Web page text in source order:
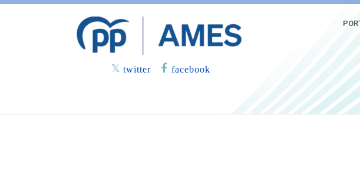
twitter facebook
O PP advirte sobre o Milladoiro do futuro:
aparcamentos e costas para camiñar